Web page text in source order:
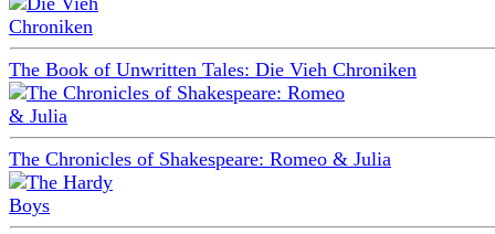
The Book of Unwritten Tales: Die Vieh Chroniken
The Chronicles of Shakespeare: Romeo & Julia